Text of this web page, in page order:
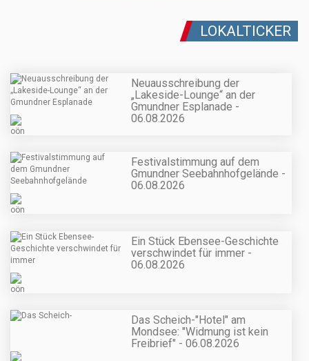
LOKALTICKER
Neuausschreibung der
„Lakeside-Lounge“ an der
Gmundner Esplanade -
06.08.2026
Festivalstimmung auf dem
Gmundner Seebahnhofgelände -
06.08.2026
Ein Stück Ebensee-Geschichte
verschwindet für immer -
06.08.2026
Das Scheich-"Hotel" am
Mondsee: "Widmung ist kein
Freibrief" - 06.08.2026